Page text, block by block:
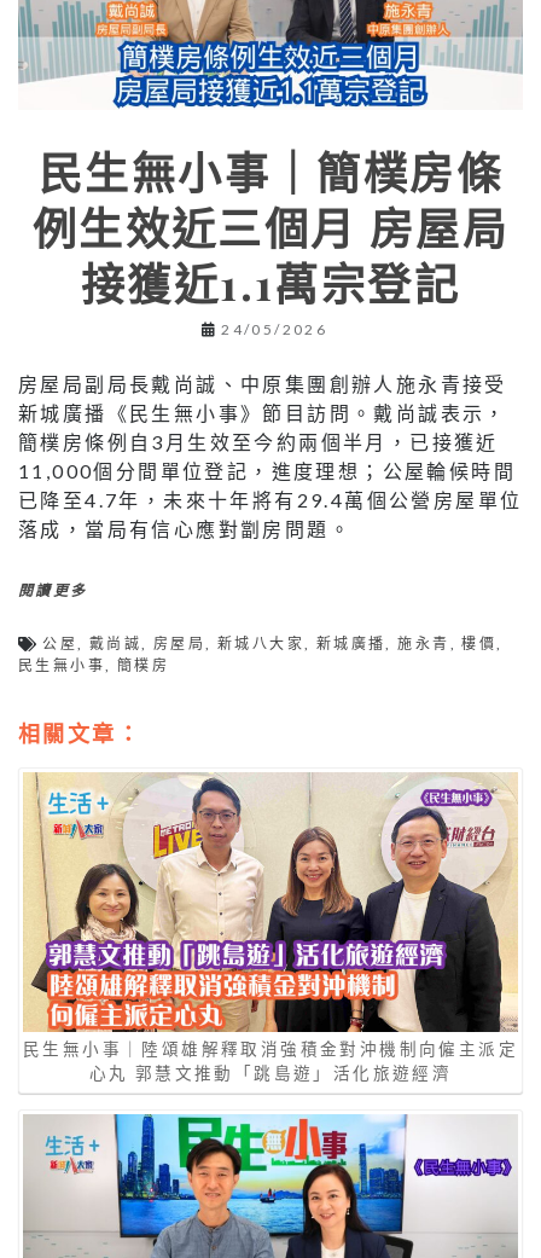
民生無小事｜簡樸房條
例生效近三個月 房屋局
接獲近1.1萬宗登記
24/05/2026
房屋局副局長戴尚誠、中原集團創辦人施永青接受
新城廣播《民生無小事》節目訪問。戴尚誠表示，
簡樸房條例自3月生效至今約兩個半月，已接獲近
11,000個分間單位登記，進度理想；公屋輪候時間
已降至4.7年，未來十年將有29.4萬個公營房屋單位
落成，當局有信心應對劏房問題。
閱讀更多
公屋,戴尚誠,房屋局,新城八大家, 新城廣播,施永青 ,樓價,
民生無小事, 簡樸房
相關文章：
民生無小事｜陸頌雄解釋取消強積金對沖機制向僱主派定
心丸 郭慧文推動「跳島遊」活化旅遊經濟